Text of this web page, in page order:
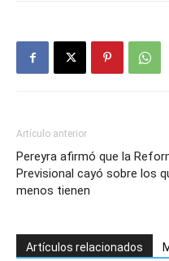
Artículo anterior
Pereyra afirmó que la
Previsional cayó sobre los
menos tienen
Artículos relacionados